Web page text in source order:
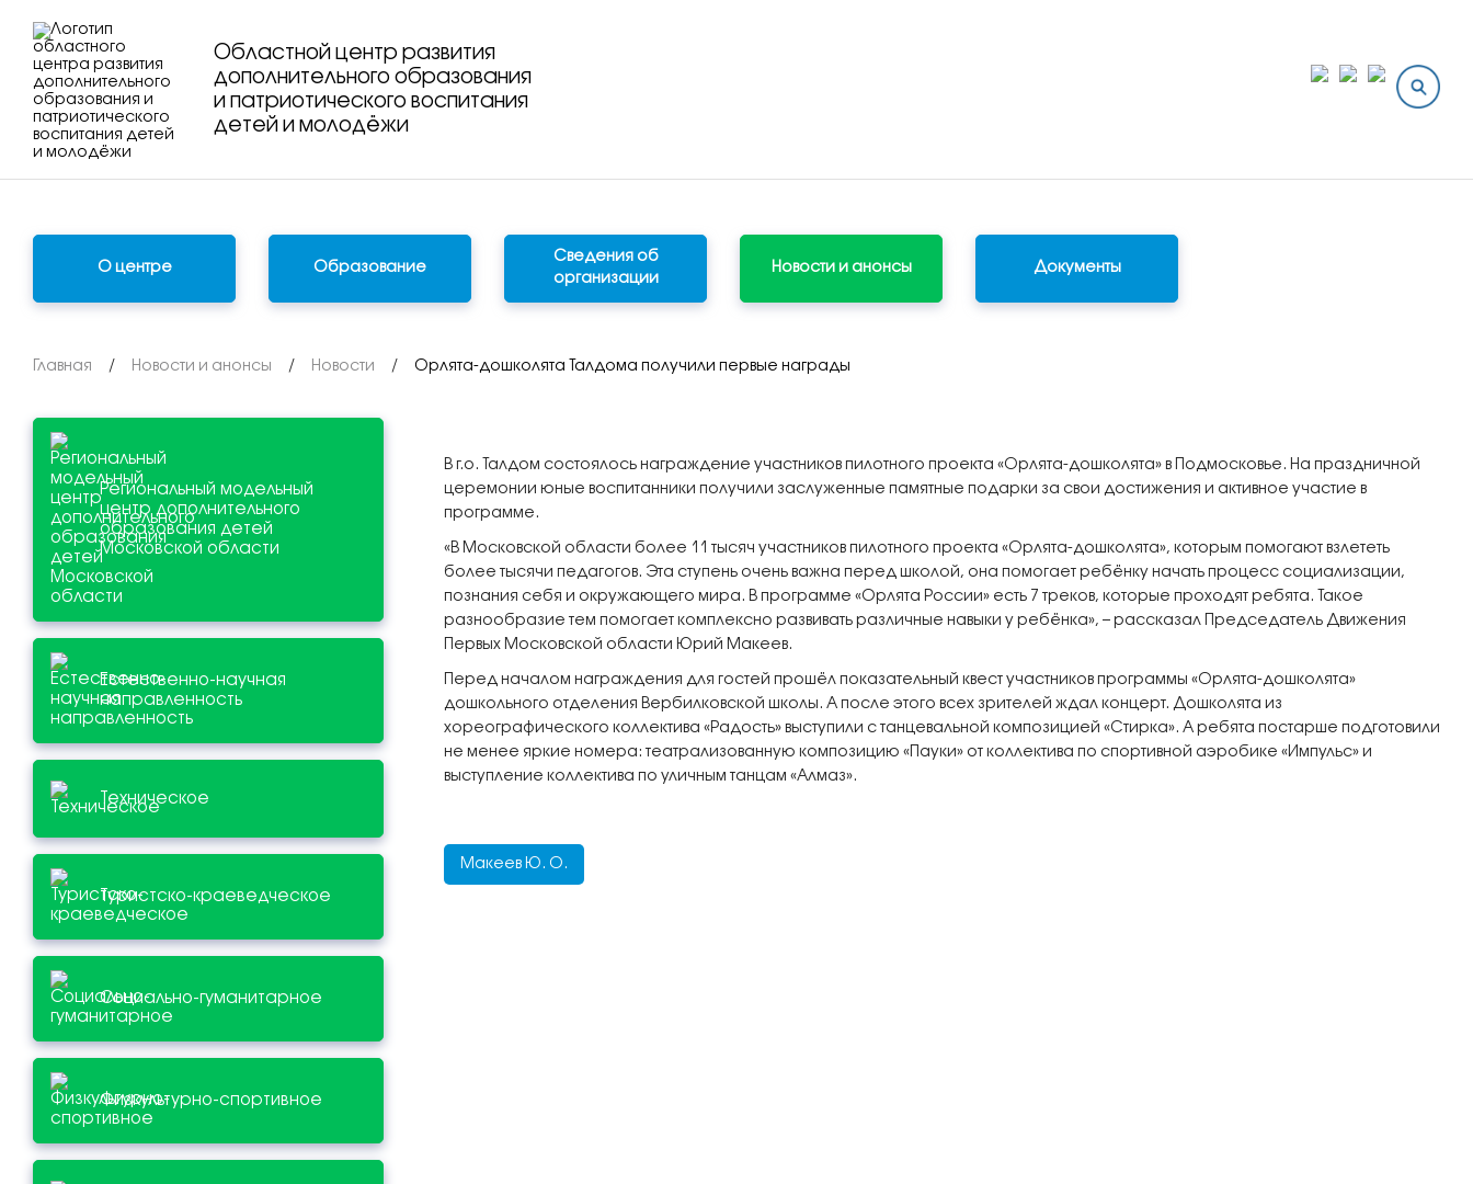
Областной центр развития
дополнительного образования
и патриотического воспитания
детей и молодёжи
О центре Образование
Сведения об
организации
Новости и анонсы Документы
Главная / Новости и анонсы / Новости / Орлята-дошколята Талдома получили первые награды
Региональный модельный
центр дополнительного
образования детей
Московской области
Естественно-научная
направленность
Техническое
Туристско-краеведческое
Социально-гуманитарное
Физкультурно-спортивное
В г.о. Талдом состоялось награждение участников пилотного проекта «Орлята-дошколята» в Подмосковье. На праздничной
церемонии юные воспитанники получили заслуженные памятные подарки за свои достижения и активное участие в
программе.
«В Московской области более 11 тысяч участников пилотного проекта «Орлята-дошколята», которым помогают взлететь
более тысячи педагогов. Эта ступень очень важна перед школой, она помогает ребёнку начать процесс социализации,
познания себя и окружающего мира. В программе «Орлята России» есть 7 треков, которые проходят ребята. Такое
разнообразие тем помогает комплексно развивать различные навыки у ребёнка», – рассказал Председатель Движения
Первых Московской области Юрий Макеев.
Перед началом награждения для гостей прошёл показательный квест участников программы «Орлята-дошколята»
дошкольного отделения Вербилковской школы. А после этого всех зрителей ждал концерт. Дошколята из
хореографического коллектива «Радость» выступили с танцевальной композицией «Стирка». А ребята постарше подготовили
не менее яркие номера: театрализованную композицию «Пауки» от коллектива по спортивной аэробике «Импульс» и
выступление коллектива по уличным танцам «Алмаз».
Макеев Ю. О.